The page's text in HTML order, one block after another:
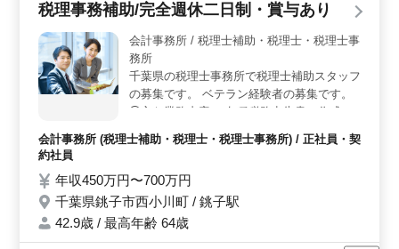
ど、幅広い業務に携わりながらスキルを磨くことが可能
して安心して長く働ける環境です。 ＜魅力的な報酬
＞ 年収400万円から550万円という魅力的な報酬体系が
あります。経験と能力をしっかり評価し、やりがいのあ
る仕事に対する適正な報酬が見込めます。経済的な安定
税理事務補助/完全週休二日制・賞与あり
会計事務所 / 税理士補助・税理士・税理士事
務所
千葉県の税理士事務所で税理士補助スタッフ
の募集です。 ベテラン経験者の募集です。
◯主な業務内容 ・各種税務申告書の作成補
助 ・会計ソフトへのデータ入力 ・各帳票類
の整理 ・電話応対 ・巡回監査補助 入社後
えていっていただきます。 税理士志望の方
歓迎します！ 定期的に研修に参加しますの
で、資格取得や知識の習得が可能です。 ス
会計事務所 (税理士補助・税理士・税理士事務所) / 正社員・契
約社員
年収450万円〜700万円
千葉県銚子市西小川町 / 銚子駅
42.9歳 / 最高年齢 64歳